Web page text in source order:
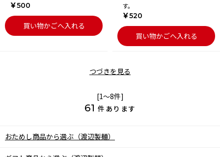
￥500
買い物かごへ入れる
す。
￥520
買い物かごへ入れる
つづきを見る
[1～8件]
61 件あります
おためし商品から選ぶ（渡辺製麺）